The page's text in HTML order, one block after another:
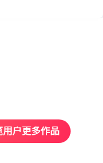
用户更多作品